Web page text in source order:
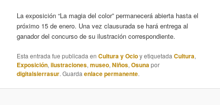
La exposición “La magia del color” permanecerá abierta hasta el
próximo 15 de enero. Una vez clausurada se hará entrega al
ganador del concurso de su ilustración correspondiente.
Esta entrada fue publicada enCultura y Ocioy etiquetadaCultura,
Exposición,ilustraciones,museo,Niños,Osunapor
digitalsierrasur. Guardaenlace permanente.